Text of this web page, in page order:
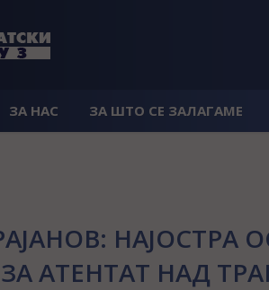
ЗА НАС ЗА ШТО СЕ ЗАЛАГАМЕ
НАЈОСТРА
АТЕНТАТ НАД